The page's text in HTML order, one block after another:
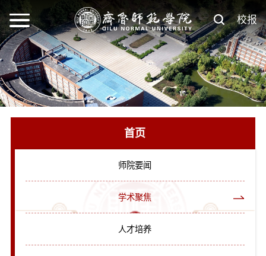
校报
首页
师院要闻
学术聚焦
人才培养